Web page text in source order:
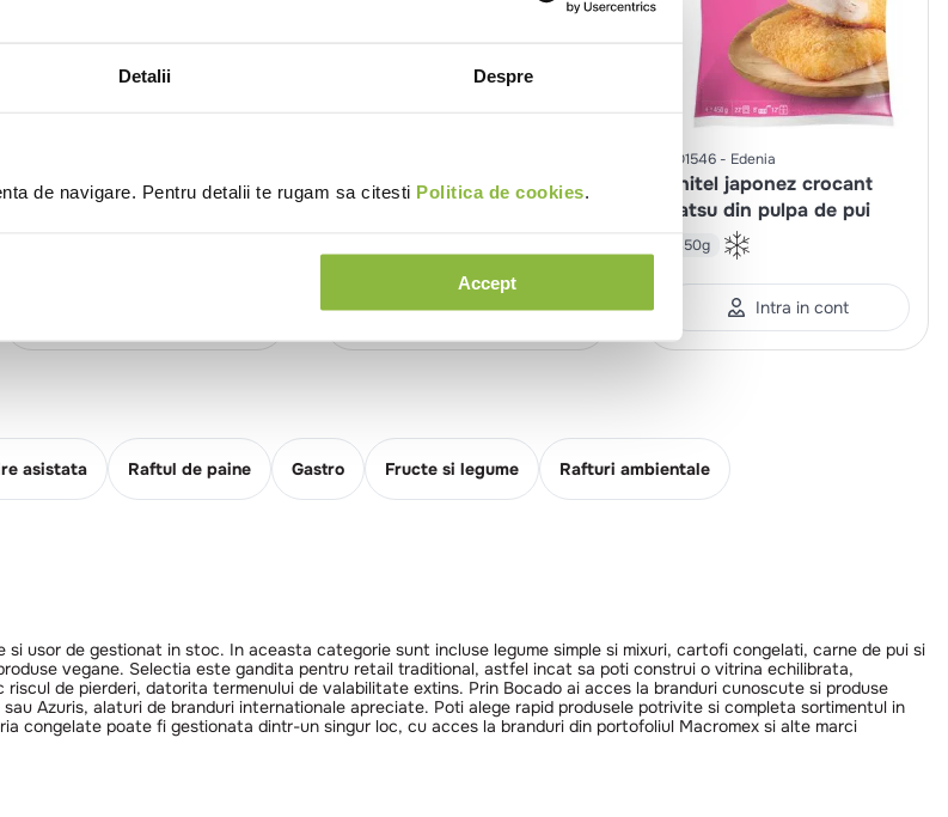
Detalii Despre
de navigare. Pentru detalii te rugam sa citesti Politica de cookies.
Accept
Muschiulet de pui in
crusta de porumb
Nuggets de pui in crusta
Intra in cont
CO1546 Edenia
Snitel japonez crocant
Katsu din pulpa de pui
450g
Intra in cont
asistata Raftul de paine Gastro Fructe si legume Rafturi ambientale
usor de gestionat in stoc. In aceasta categorie sunt incluse legume simple si mixuri, cartofi congelati, carne de pui si
vegane. Selectia este gandita pentru retail traditional, astfel incat sa poti construi o vitrina echilibrata,
de pierderi, datorita termenului de valabilitate extins. Prin Bocado ai acces la branduri cunoscute si produse
Azuris, alaturi de branduri internationale apreciate. Poti alege rapid produsele potrivite si completa sortimentul in
congelate poate fi gestionata dintr-un singur loc, cu acces la branduri din portofoliul Macromex si alte marci